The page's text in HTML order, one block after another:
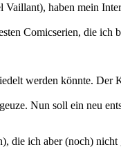
haben mein
Comicserien, die ich
werden könnte. Der
Nun soll ein neu
die ich aber (noch) nicht